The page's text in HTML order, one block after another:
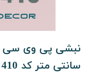
سانتی متر کد 410 [انبار تهران]